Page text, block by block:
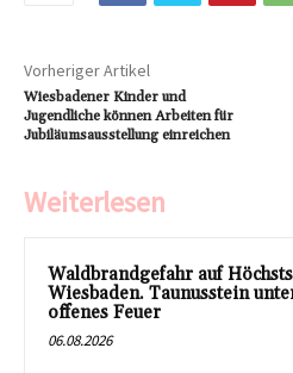
Vorheriger Artikel
Wiesbadener Kinder und
Jugendliche können Arbeiten für
Jubiläumsausstellung einreichen
Weiterlesen
Waldbrandgefahr auf
Wiesbaden. Taunusstein
offenes Feuer
06.08.2026